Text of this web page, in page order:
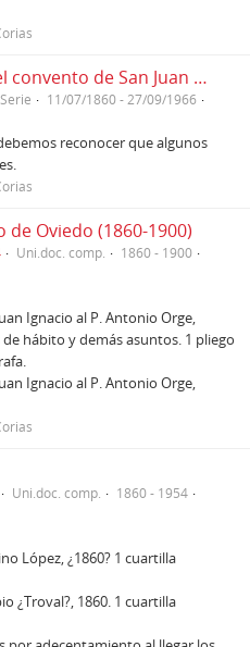
Documentos dispersos del convento de San Juan Bautista de Corias (1860 -1966)
Serie
11/07/1860 - 27/09/1966
reconocer que algunos
Oviedo (1860-1900)
Uni.doc. comp.
1860 - 1900
Ignacio al P. Antonio Orge,
hábito y demás asuntos. 1 pliego
Ignacio al P. Antonio Orge,
Uni.doc. comp.
1860 - 1954
López, ¿1860? 1 cuartilla
¿Troval?, 1860. 1 cuartilla